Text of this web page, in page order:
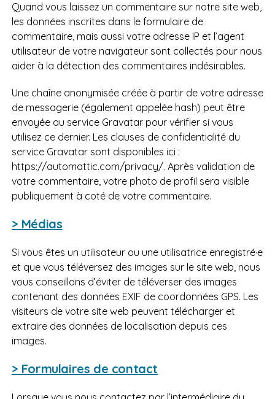
Quand vous laissez un commentaire sur notre site web,
les données inscrites dans le formulaire de
commentaire, mais aussi votre adresse IP et l’agent
utilisateur de votre navigateur sont collectés pour nous
aider à la détection des commentaires indésirables.
Une chaîne anonymisée créée à partir de votre adresse
de messagerie (également appelée hash) peut être
envoyée au service Gravatar pour vérifier si vous
utilisez ce dernier. Les clauses de confidentialité du
service Gravatar sont disponibles ici :
https://automattic.com/privacy/. Après validation de
votre commentaire, votre photo de profil sera visible
publiquement à coté de votre commentaire.
> Médias
Si vous êtes un utilisateur ou une utilisatrice enregistré·e
et que vous téléversez des images sur le site web, nous
vous conseillons d’éviter de téléverser des images
contenant des données EXIF de coordonnées GPS. Les
visiteurs de votre site web peuvent télécharger et
extraire des données de localisation depuis ces
images.
> Formulaires de contact